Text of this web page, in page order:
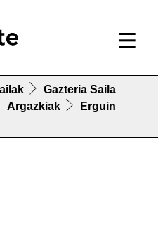
Gazteria Saila
Argazkiak
Erguin